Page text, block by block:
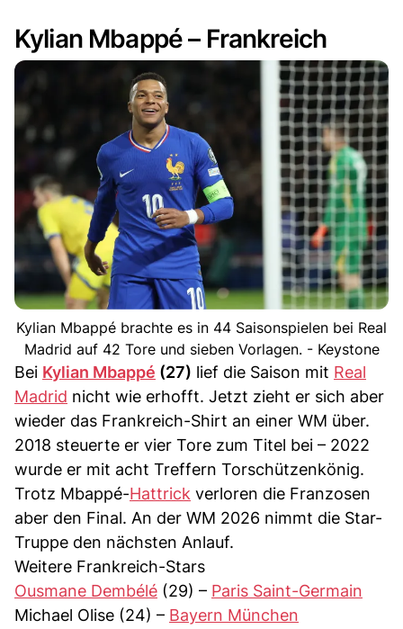
Kylian Mbappé – Frankreich
Kylian Mbappé brachte es in 44 Saisonspielen bei Real
Madrid auf 42 Tore und sieben Vorlagen. - Keystone
Bei Kylian Mbappé (27) lief die Saison mit Real
Madrid nicht wie erhofft. Jetzt zieht er sich aber
wieder das Frankreich-Shirt an einer WM über.
2018 steuerte er vier Tore zum Titel bei – 2022
wurde er mit acht Treffern Torschützenkönig.
Trotz Mbappé-Hattrick verloren die Franzosen
aber den Final. An der WM 2026 nimmt die Star-
Truppe den nächsten Anlauf.
Weitere Frankreich-Stars
Ousmane Dembélé (29) – Paris Saint-Germain
Michael Olise (24) – Bayern München